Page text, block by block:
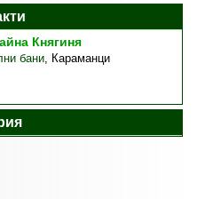
Княгиня
бани, Караманци